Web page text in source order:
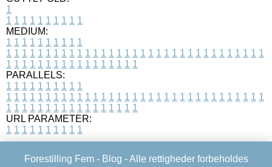
1
1 1 1 1 1 1 1 1 1 1
MEDIUM:
1 1 1 1 1 1 1 1 1 1
1 1 1 1 1 1 1 1 1 1 1 1 1 1 1 1 1 1 1 1 1 1 1 1 1 1 1 1 1 1 1 1 1
1 1 1 1 1 1 1 1 1 1 1 1 1 1 1 1 1
PARALLELS:
1 1 1 1 1 1 1 1 1 1
1 1 1 1 1 1 1 1 1 1 1 1 1 1 1 1 1 1 1 1 1 1 1 1 1 1 1 1 1 1 1 1 1
1 1 1 1 1 1 1 1 1 1 1 1 1 1 1 1 1
URL PARAMETER:
1 1 1 1 1 1 1 1 1 1
Forestilling Fem - Blog - Alle rettigheder forbeholdes